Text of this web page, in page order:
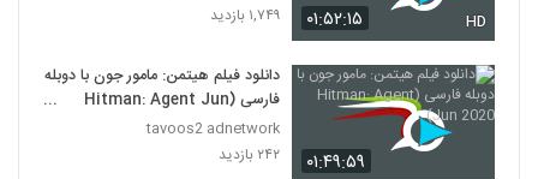
۰۱:۵۲:۱۵ HD
۱,۷۴۹ بازدید
۰۱:۴۹:۵۹
دانلود فیلم هیتمن: مامور جون با دوبله
فارسی (Hitman: Agent Jun
2020)
tavoos2 adnetwork
۲۴۲ بازدید